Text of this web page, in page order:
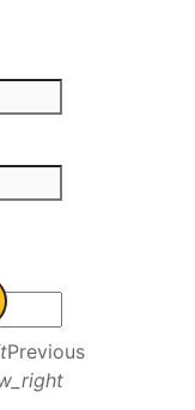
Previous